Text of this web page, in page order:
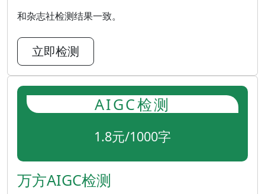
和杂志社检测结果一致。
立即检测
AIGC检测
1.8元/1000字
万方AIGC检测